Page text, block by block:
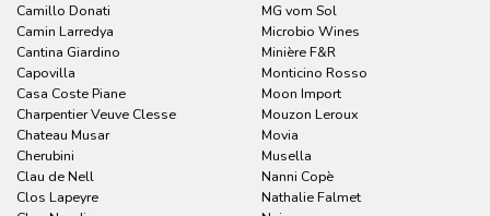
Camillo Donati
Camin Larredya
Cantina Giardino
Capovilla
Casa Coste Piane
Charpentier Veuve Clesse
Chateau Musar
Cherubini
Clau de Nell
Clos Lapeyre
MG vom Sol
Microbio Wines
Minière F&R
Monticino Rosso
Moon Import
Mouzon Leroux
Movia
Musella
Nanni Copè
Nathalie Falmet